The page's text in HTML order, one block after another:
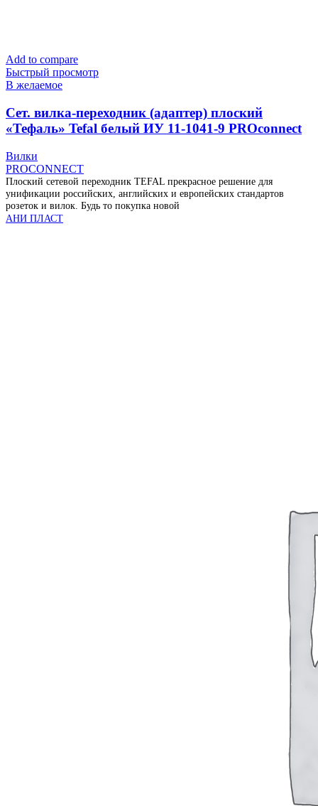
Add to compare
Быстрый просмотр
В желаемое
Cет. вилка-переходник (адаптер) плоский
«Тефаль» Tefal белый ИУ 11-1041-9 PROconnect
Вилки
PROCONNECT
Плоский сетевой переходник TEFAL прекрасное решение для
унификации российских, английских и европейских стандартов
розеток и вилок. Будь то покупка новой
АНИ ПЛАСТ